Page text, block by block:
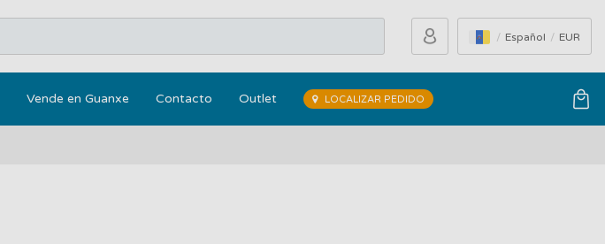
Español EUR
Vende en Guanxe Contacto Outlet LOCALIZAR PEDIDO